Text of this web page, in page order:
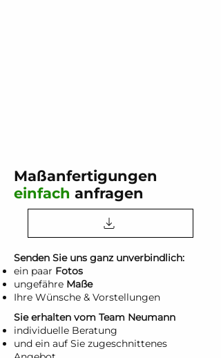
Maßanfertigungen
einfach anfragen
Senden Sie uns ganz unverbindlich:
ein paar Fotos
ungefähre Maße
Ihre Wünsche & Vorstellungen
Sie erhalten vom Team Neumann
individuelle Beratung
und ein auf Sie zugeschnittenes